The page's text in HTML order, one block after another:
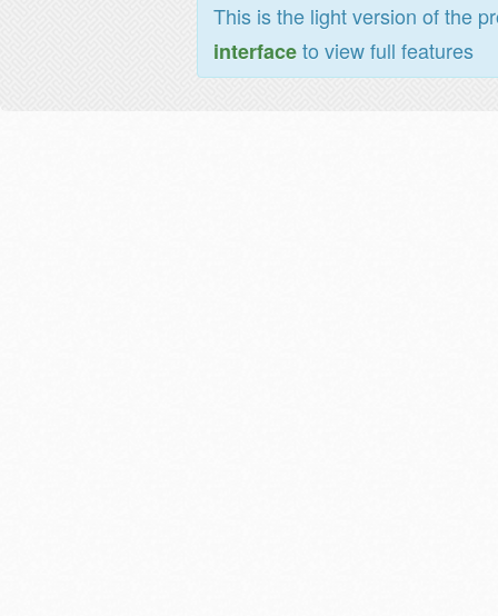
This is the light version of the
interfaceto view full features